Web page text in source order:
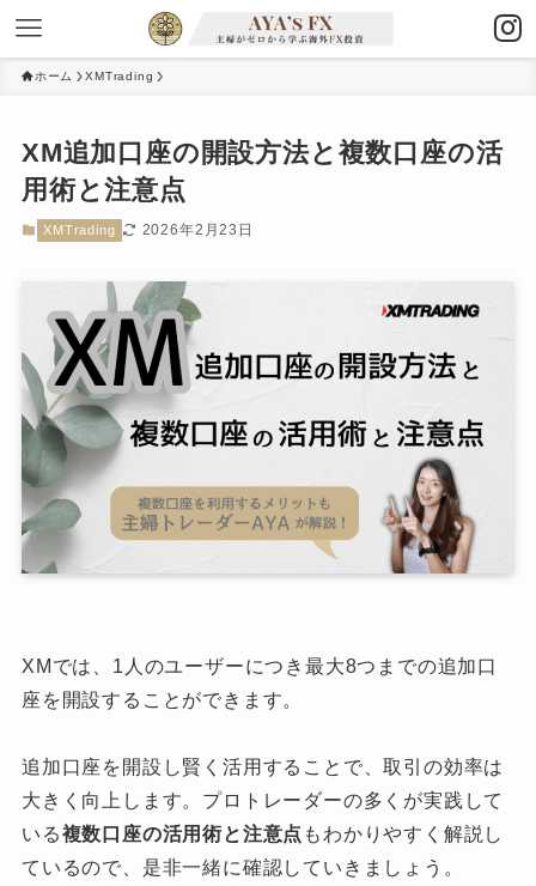
ホーム XMTrading
XM追加口座の開設方法と複数口座の活
用術と注意点
XMTrading 2026年2月23日
XMでは、1人のユーザーにつき最大8つまでの追加口
座を開設することができます。
追加口座を開設し賢く活用することで、取引の効率は
大きく向上します。プロトレーダーの多くが実践して
いる複数口座の活用術と注意点 もわかりやすく解説し
ているので、是非一緒に確認していきましょう。